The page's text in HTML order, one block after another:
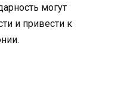
могут
и привести к